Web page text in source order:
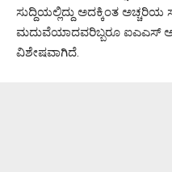
ಸುದ್ದಿಯಲ್ಲಿದ್ದು ಅದಕ್ಕಿಂತ
ಮದುವೆಯಾದವರಿಬ್ಬರೂ ಐಎಎಸ್
ವಿಶೇಷವಾಗಿದೆ.